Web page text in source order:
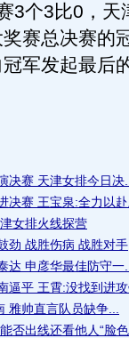
3比0，天
赛总决赛的
军发起最后
决赛 天津女排今日决...
决赛 王宝泉:全力以
女排火线探营
劲 战胜伤病 战胜对手
达 申彦华最佳防守一...
逼平 王霄:没找到进
雅帅直言队员缺争...
否出线还看他人“脸色